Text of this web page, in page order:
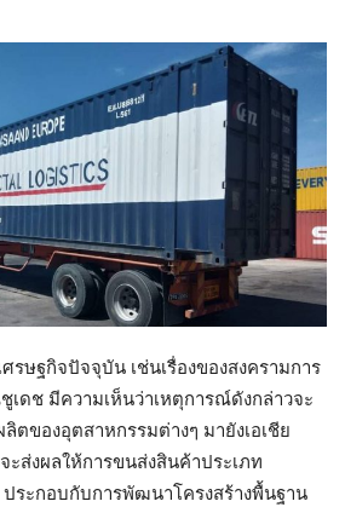
รษฐกิจปัจจุบัน เช่นเรื่องของสงครามการ
เดช มีความเห็นว่าเหตุการณ์ดังกล่าวจะ
ตของอุตสาหกรรมต่างๆ มายังเอเชีย
ส่งผลให้การขนส่งสินค้าประเภท
ประกอบกับการพัฒนาโครงสร้างพื้นฐาน